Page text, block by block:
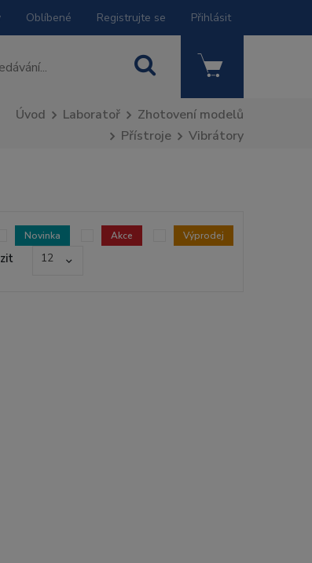
Oblíbené Registrujte se Přihlásit
Úvod Laboratoř
Zhotovení modelů
Přístroje
Vibrátory
Novinka Akce Výprodej
12